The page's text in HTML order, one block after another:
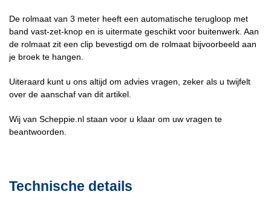
De rolmaat van 3 meter heeft een automatische terugloop met
band vast-zet-knop en is uitermate geschikt voor buitenwerk. Aan
de rolmaat zit een clip bevestigd om de rolmaat bijvoorbeeld aan
je broek te hangen.
Uiteraard kunt u ons altijd om advies vragen, zeker als u twijfelt
over de aanschaf van dit artikel.
Wij van Scheppie.nl staan voor u klaar om uw vragen te
beantwoorden.
Technische details